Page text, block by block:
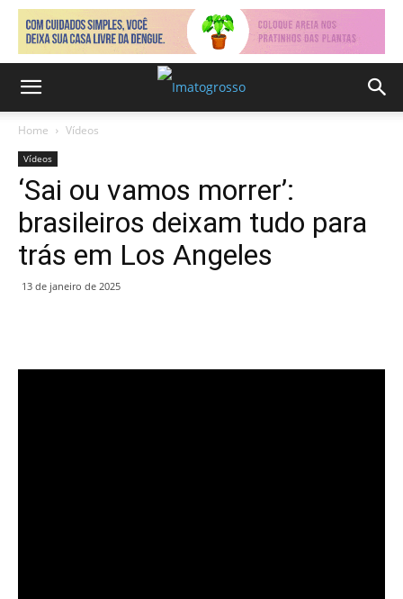
Home Vídeos
Vídeos
‘Sai ou vamos morrer’:
brasileiros deixam tudo para
trás em Los Angeles
13 de janeiro de 2025